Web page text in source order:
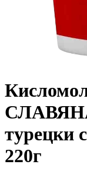
турецки
220г